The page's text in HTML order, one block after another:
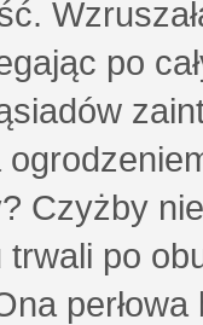
po
Czyżby
trwali po